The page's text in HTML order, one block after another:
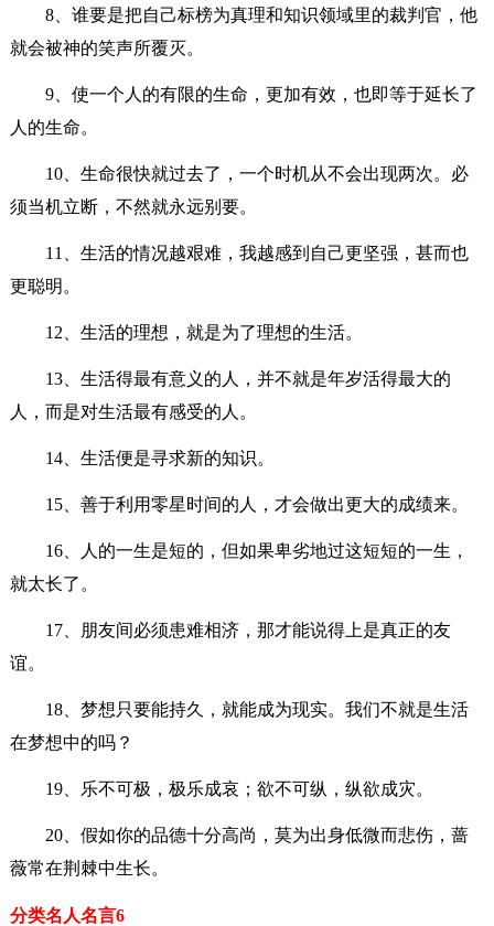
8、谁要是把自己标榜为真理和知识领域里的裁判官，他
就会被神的笑声所覆灭。
9、使一个人的有限的生命，更加有效，也即等于延长了
人的生命。
10、生命很快就过去了，一个时机从不会出现两次。必
须当机立断，不然就永远别要。
11、生活的情况越艰难，我越感到自己更坚强，甚而也
更聪明。
12、生活的理想，就是为了理想的生活。
13、生活得最有意义的人，并不就是年岁活得最大的
人，而是对生活最有感受的人。
14、生活便是寻求新的知识。
15、善于利用零星时间的人，才会做出更大的成绩来。
16、人的一生是短的，但如果卑劣地过这短短的一生，
就太长了。
17、朋友间必须患难相济，那才能说得上是真正的友
谊。
18、梦想只要能持久，就能成为现实。我们不就是生活
在梦想中的吗？
19、乐不可极，极乐成哀；欲不可纵，纵欲成灾。
20、假如你的品德十分高尚，莫为出身低微而悲伤，蔷
薇常在荆棘中生长。
分类名人名言6